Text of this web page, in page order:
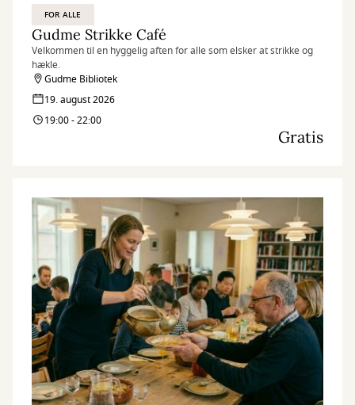
FOR ALLE
Gudme Strikke Café
Velkommen til en hyggelig aften for alle som elsker at strikke og
hækle.
Gudme Bibliotek
19. august 2026
19:00 - 22:00
Gratis